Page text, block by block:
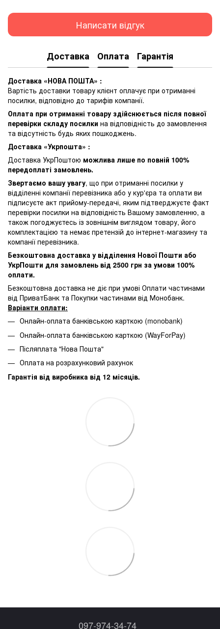
Написати відгук
Доставка Оплата Гарантія
Доставка «НОВА ПОШТА» :
Вартість доставки товару клієнт оплачує при отриманні
посилки, відповідно до тарифів компанії.
Оплата при отриманні товару здійснюється після повної
перевірки складу посилки на відповідність до замовлення
та відсутність будь яких пошкоджень.
Доставка «Укрпошта» :
Доставка УкрПоштою можлива лише по повній 100%
передоплаті замовлень.
Звертаємо вашу увагу, що при отриманні посилки у
відділенні компанії перевізника або у кур'єра та оплати ви
підписуєте акт прийому-передачі, яким підтверджуєте факт
перевірки посилки на відповідність Вашому замовленню, а
також погоджуєтесь із зовнішнім виглядом товару, його
комплектацією та немає претензій до інтернет-магазину та
компанії перевізника.
Безкоштовна доставка у відділення Нової Пошти або
УкрПошти для замовлень від 2500 грн за умови 100%
оплати.
Безкоштовна доставка не діє при умові Оплати частинами
від ПриватБанк та Покупки частинами від Монобанк.
Варіанти оплати:
Онлайн-оплата банківською карткою (monobank)
Онлайн-оплата банківською карткою (WayForPay)
Післяплата "Нова Пошта"
Оплата на розрахунковий рахунок
Гарантія від виробника від 12 місяців.
097-974-34-74